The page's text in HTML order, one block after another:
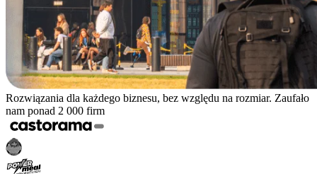
Rozwiązania dla każdego biznesu, bez względu na rozmiar. Zaufało
nam ponad 2 000 firm